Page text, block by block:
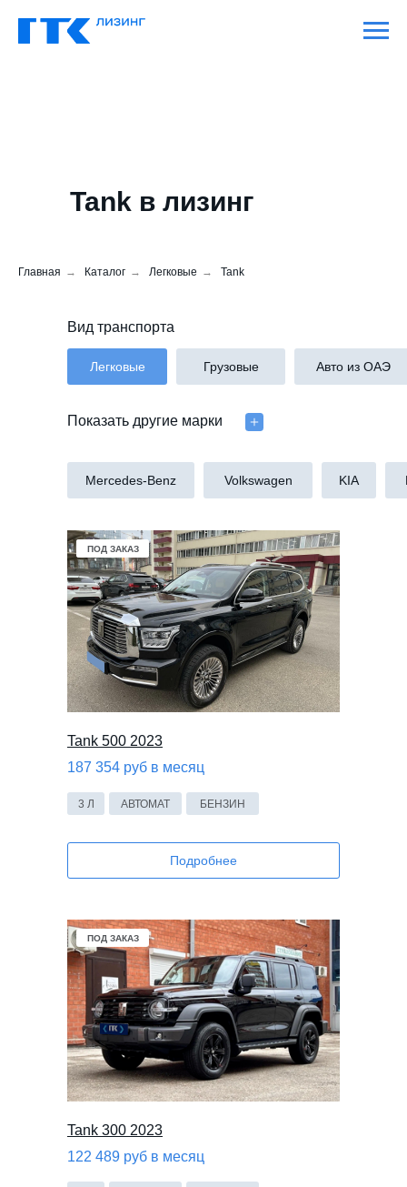
Tank в лизинг
Главная → Каталог → Легковые → Tank
Вид транспорта
Легковые Грузовые Авто из ОАЭ
Показать другие марки
Mercedes-Benz Volkswagen KIA
Tank 500 2023
187 354 руб в месяц
Подробнее
ПОД ЗАКАЗ
3 Л АВТОМАТ БЕНЗИН
Tank 300 2023
122 489 руб в месяц
ПОД ЗАКАЗ
ПОД ЗАКАЗ